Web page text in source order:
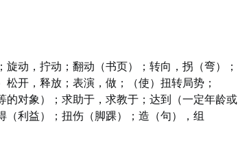
动，拧动；翻动（书页）；转向，拐（弯）；
松开，释放；表演，做；（使）扭转局势；
的对象）；求助于，求教于；达到（一定年龄或
利益）；扭伤（脚踝）；造（句），组